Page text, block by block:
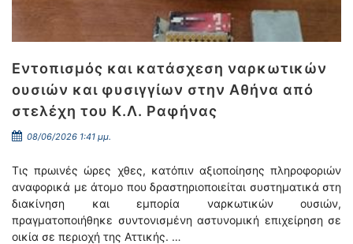
Εντοπισμός και κατάσχεση ναρκωτικών
ουσιών και φυσιγγίων στην Αθήνα από
στελέχη του Κ.Λ. Ραφήνας
08/06/2026 1:41 μμ.
Τις πρωινές ώρες χθες, κατόπιν αξιοποίησης πληροφοριών
αναφορικά με άτομο που δραστηριοποιείται συστηματικά στη
διακίνηση και εμπορία ναρκωτικών ουσιών,
πραγματοποιήθηκε συντονισμένη αστυνομική επιχείρηση σε
οικία σε περιοχή της Αττικής. …